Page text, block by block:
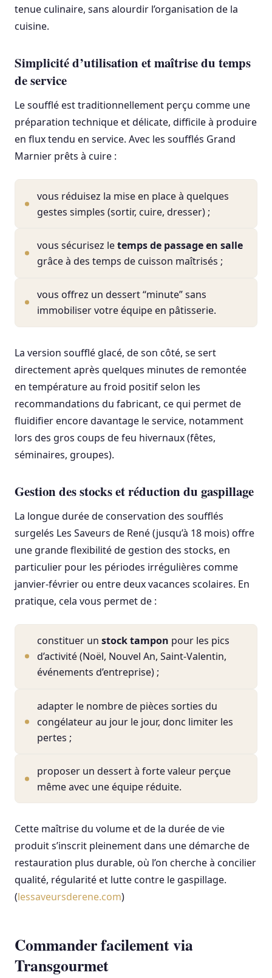
tenue culinaire, sans alourdir l’organisation de la
cuisine.
Simplicité d’utilisation et maîtrise du temps
de service
Le soufflé est traditionnellement perçu comme une
préparation technique et délicate, difficile à produire
en flux tendu en service. Avec les soufflés Grand
Marnier prêts à cuire :
vous réduisez la mise en place à quelques
gestes simples (sortir, cuire, dresser) ;
vous sécurisez letemps de passage en salle
grâce à des temps de cuisson maîtrisés ;
vous offrez un dessert “minute” sans
immobiliser votre équipe en pâtisserie.
La version soufflé glacé, de son côté, se sert
directement après quelques minutes de remontée
en température au froid positif selon les
recommandations du fabricant, ce qui permet de
fluidifier encore davantage le service, notamment
lors des gros coups de feu hivernaux (fêtes,
séminaires, groupes).
Gestion des stocks et réduction du gaspillage
La longue durée de conservation des soufflés
surgelés Les Saveurs de René (jusqu’à 18 mois) offre
une grande flexibilité de gestion des stocks, en
particulier pour les périodes irrégulières comme
janvier-février ou entre deux vacances scolaires. En
pratique, cela vous permet de :
constituer un stock tampon pour les pics
d’activité (Noël, Nouvel An, Saint-Valentin,
événements d’entreprise) ;
adapter le nombre de pièces sorties du
congélateur au jour le jour, donc limiter les
pertes ;
proposer un dessert à forte valeur perçue
même avec une équipe réduite.
Cette maîtrise du volume et de la durée de vie
produit s’inscrit pleinement dans une démarche de
restauration plus durable, où l’on cherche à concilier
qualité, régularité et lutte contre le gaspillage.
(lessaveursderene.com)
Commander facilement via
Transgourmet